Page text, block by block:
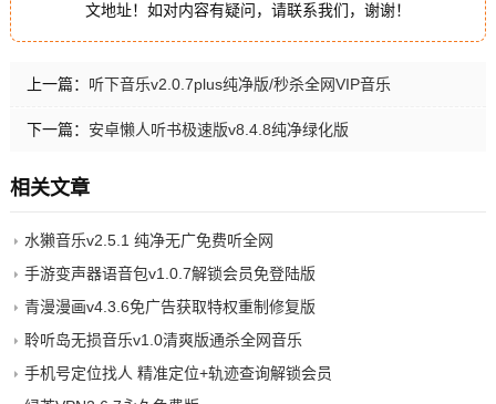
文地址！如对内容有疑问，请联系我们，谢谢！
上一篇： 听下音乐v2.0.7plus纯净版/秒杀全网VIP音乐
下一篇： 安卓懒人听书极速版v8.4.8纯净绿化版
相关文章
水獭音乐v2.5.1 纯净无广免费听全网
手游变声器语音包v1.0.7解锁会员免登陆版
青漫漫画v4.3.6免广告获取特权重制修复版
聆听岛无损音乐v1.0清爽版通杀全网音乐
手机号定位找人 精准定位+轨迹查询解锁会员